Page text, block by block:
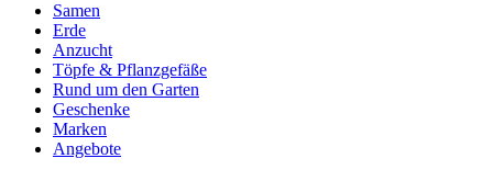
Samen
Erde
Anzucht
Töpfe & Pflanzgefäße
Rund um den Garten
Geschenke
Marken
Angebote